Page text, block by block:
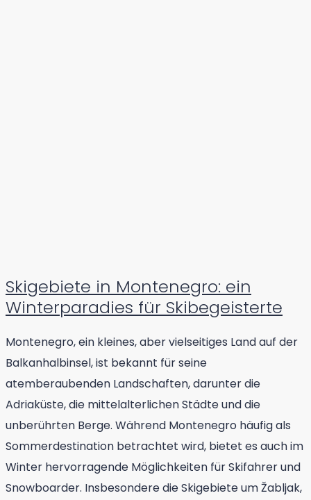
Skigebiete in Montenegro: ein
Winterparadies für Skibegeisterte
Montenegro, ein kleines, aber vielseitiges Land auf der
Balkanhalbinsel, ist bekannt für seine
atemberaubenden Landschaften, darunter die
Adriaküste, die mittelalterlichen Städte und die
unberührten Berge. Während Montenegro häufig als
Sommerdestination betrachtet wird, bietet es auch im
Winter hervorragende Möglichkeiten für Skifahrer und
Snowboarder. Insbesondere die Skigebiete um Žabljak,